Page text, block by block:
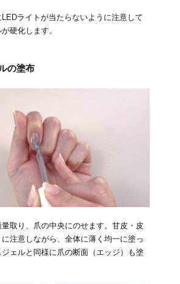
ライトが当たらないように注意して
硬化します。
の塗布
取り、爪の中央にのせます。甘皮・皮
注意しながら、全体に薄く均一に塗っ
ェルと同様に爪の断面（エッジ）も塗